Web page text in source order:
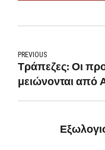
PREVIOUS
Τράπεζες: Οι
μειώνονται από